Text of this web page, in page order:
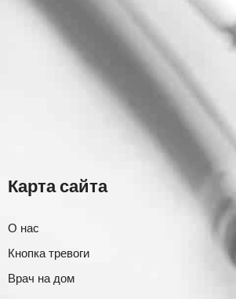
Карта сайта
О нас
Кнопка тревоги
Врач на дом